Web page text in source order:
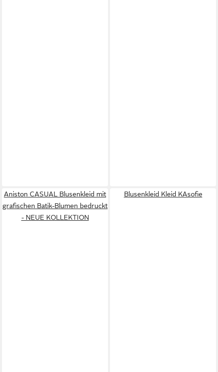
Aniston CASUAL Blusenkleid mit
grafischen Batik-Blumen bedruckt
- NEUE KOLLEKTION
Blusenkleid Kleid KAsofie